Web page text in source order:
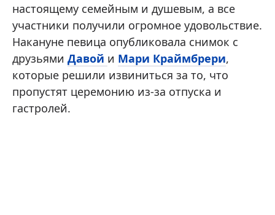
настоящему семейным и душевым, а все
участники получили огромное удовольствие.
Накануне певица опубликовала снимок с
друзьями Давой и Мари Краймбрери,
которые решили извиниться за то, что
пропустят церемонию из-за отпуска и
гастролей.